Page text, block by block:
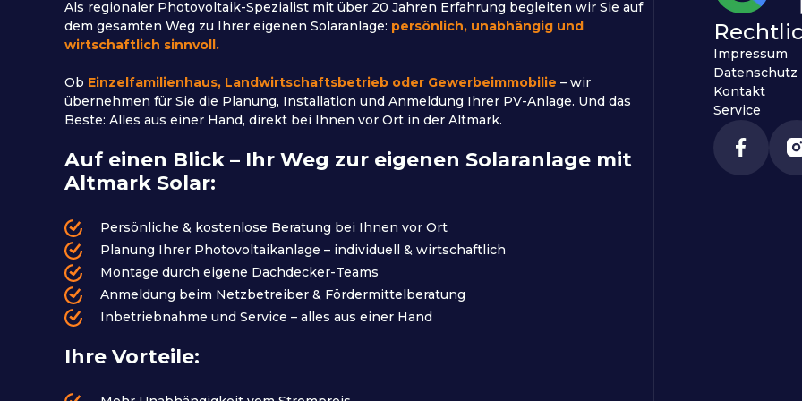
Als regionaler Photovoltaik-Spezialist mit über 20 Jahren Erfahrung begleiten wir Sie auf
dem gesamten Weg zu Ihrer eigenen Solaranlage: persönlich, unabhängig und
wirtschaftlich sinnvoll.
Ob Einzelfamilienhaus, Landwirtschaftsbetrieb oder Gewerbeimmobilie – wir
übernehmen für Sie die Planung, Installation und Anmeldung Ihrer PV-Anlage. Und das
Beste: Alles aus einer Hand, direkt bei Ihnen vor Ort in der Altmark.
Auf einen Blick – Ihr Weg zur eigenen Solaranlage mit
Altmark Solar:
Persönliche & kostenlose Beratung bei Ihnen vor Ort
Planung Ihrer Photovoltaikanlage – individuell & wirtschaftlich
Montage durch eigene Dachdecker-Teams
Anmeldung beim Netzbetreiber & Fördermittelberatung
Inbetriebnahme und Service – alles aus einer Hand
Ihre Vorteile:
Impressum
Datenschutz
Kontakt
Service